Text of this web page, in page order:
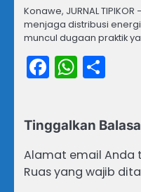
Konawe, JURNAL
menjaga distribusi
muncul dugaan praktik
Facebook
Tinggalkan
Alamat email Anda
Ruas yang wajib